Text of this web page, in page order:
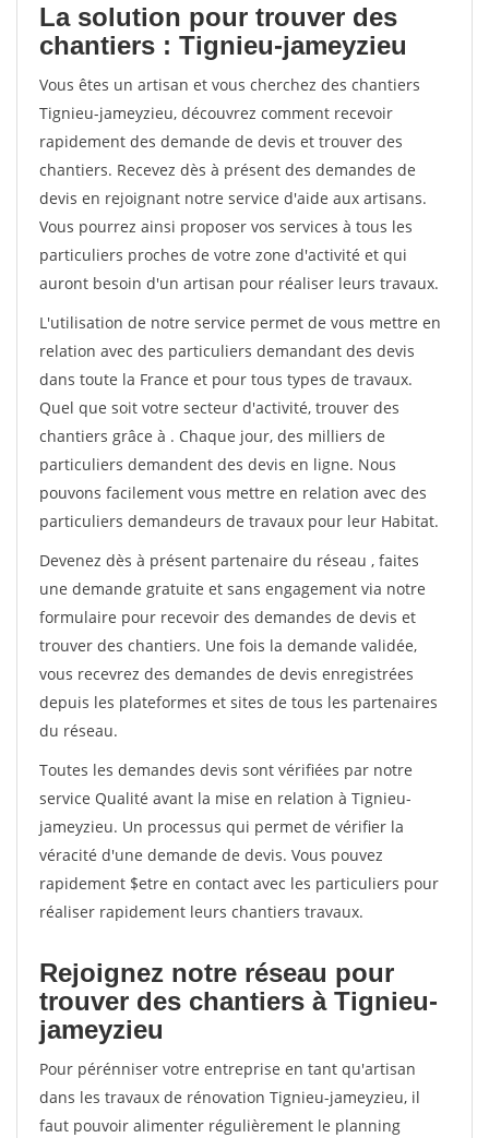
La solution pour trouver des
chantiers : Tignieu-jameyzieu
Vous êtes un artisan et vous cherchez des chantiers
Tignieu-jameyzieu, découvrez comment recevoir
rapidement des demande de devis et trouver des
chantiers. Recevez dès à présent des demandes de
devis en rejoignant notre service d'aide aux artisans.
Vous pourrez ainsi proposer vos services à tous les
particuliers proches de votre zone d'activité et qui
auront besoin d'un artisan pour réaliser leurs travaux.
L'utilisation de notre service permet de vous mettre en
relation avec des particuliers demandant des devis
dans toute la France et pour tous types de travaux.
Quel que soit votre secteur d'activité, trouver des
chantiers grâce à . Chaque jour, des milliers de
particuliers demandent des devis en ligne. Nous
pouvons facilement vous mettre en relation avec des
particuliers demandeurs de travaux pour leur Habitat.
Devenez dès à présent partenaire du réseau , faites
une demande gratuite et sans engagement via notre
formulaire pour recevoir des demandes de devis et
trouver des chantiers. Une fois la demande validée,
vous recevrez des demandes de devis enregistrées
depuis les plateformes et sites de tous les partenaires
du réseau.
Toutes les demandes devis sont vérifiées par notre
service Qualité avant la mise en relation à Tignieu-
jameyzieu. Un processus qui permet de vérifier la
véracité d'une demande de devis. Vous pouvez
rapidement $etre en contact avec les particuliers pour
réaliser rapidement leurs chantiers travaux.
Rejoignez notre réseau pour
trouver des chantiers à Tignieu-
jameyzieu
Pour pérénniser votre entreprise en tant qu'artisan
dans les travaux de rénovation Tignieu-jameyzieu, il
faut pouvoir alimenter régulièrement le planning